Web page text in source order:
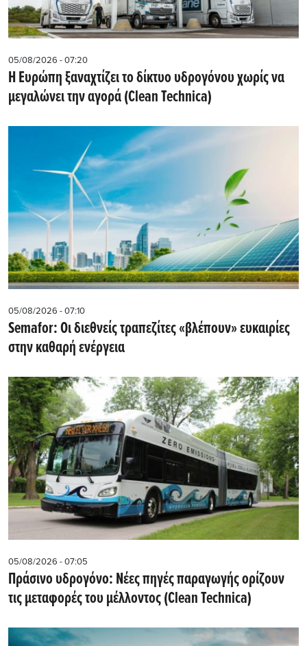
05/08/2026 - 07:20
Η Ευρώπη ξαναχτίζει το δίκτυο υδρογόνου χωρίς να
μεγαλώνει την αγορά (Clean Technica)
05/08/2026 - 07:10
Semafor: Οι διεθνείς τραπεζίτες «βλέπουν» ευκαιρίες
στην καθαρή ενέργεια
05/08/2026 - 07:05
Πράσινο υδρογόνο: Νέες πηγές παραγωγής ορίζουν
τις μεταφορές του μέλλοντος (Clean Technica)